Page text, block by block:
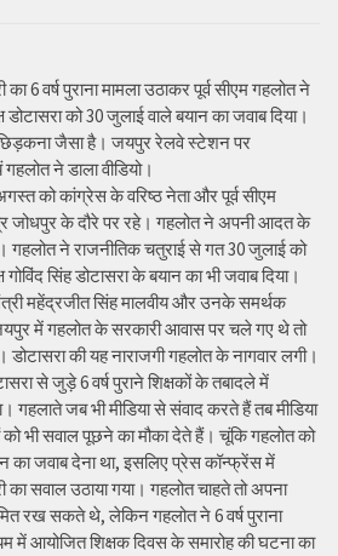
6 वर्ष पुराना मामला उठाकर पूर्व सीएम गहलोत ने
को 30 जुलाई वाले बयान का जवाब दिया।
जैसा है। जयपुर रेलवे स्टेशन पर
ने डाला वीडियो।
को कांग्रेस के वरिष्ठ नेता और पूर्व सीएम
जोधपुर के दौरे पर रहे। गहलोत ने अपनी आदत के
गहलोत ने राजनीतिक चतुराई से गत 30 जुलाई को
सिंह डोटासरा के बयान का भी जवाब दिया।
महेंद्रजीत सिंह मालवीय और उनके समर्थक
में गहलोत के सरकारी आवास पर चले गए थे तो
डोटासरा की यह नाराजगी गहलोत के नागवार लगी।
से जुड़े 6 वर्ष पुराने शिक्षकों के तबादले में
गहलाते जब भी मीडिया से संवाद करते हैं तब मीडिया
भी सवाल पूछने का मौका देते हैं। चूंकि गहलोत को
का जवाब देना था, इसलिए प्रेस कॉन्फ्रेंस में
का सवाल उठाया गया। गहलोत चाहते तो अपना
रख सकते थे, लेकिन गहलोत ने 6 वर्ष पुराना
में आयोजित शिक्षक दिवस के समारोह की घटना का